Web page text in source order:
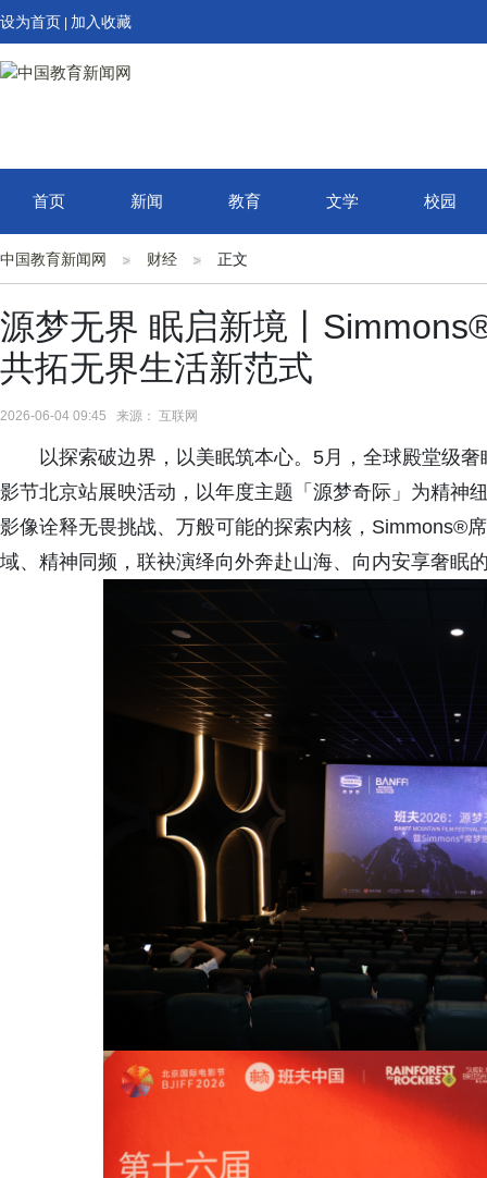
设为首页 加入收藏
首页 新闻 教育 文学 校园
中国教育新闻网 财经 正文
源梦无界 眠启新境丨
共拓无界生活新范式
2026-06-04 09:45 来源： 互联网
以探索破边界，以美眠筑本心。5月，全球殿堂级
影节北京站展映活动，以年度主题「源梦奇际」为精神
影像诠释无畏挑战、万般可能的探索内核，Simmons®
域、精神同频，联袂演绎向外奔赴山海、向内安享奢眠